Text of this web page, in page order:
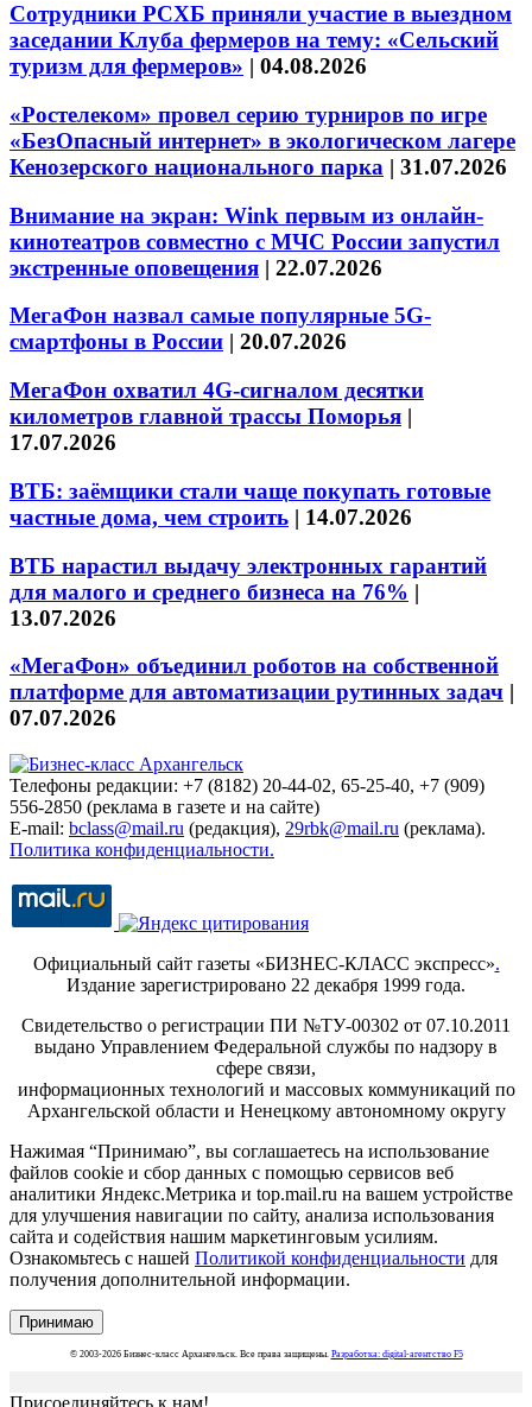
Сотрудники РСХБ приняли участие в выездном
заседании Клуба фермеров на тему: «Сельский
туризм для фермеров» | 04.08.2026
«Ростелеком» провел серию турниров по игре
«БезОпасный интернет» в экологическом лагере
Кенозерского национального парка | 31.07.2026
Внимание на экран: Wink первым из онлайн-
кинотеатров совместно с МЧС России запустил
экстренные оповещения | 22.07.2026
МегаФон назвал самые популярные 5G-
смартфоны в России | 20.07.2026
МегаФон охватил 4G-сигналом десятки
километров главной трассы Поморья |
17.07.2026
ВТБ: заёмщики стали чаще покупать готовые
частные дома, чем строить | 14.07.2026
ВТБ нарастил выдачу электронных гарантий
для малого и среднего бизнеса на 76% |
13.07.2026
«МегаФон» объединил роботов на собственной
платформе для автоматизации рутинных задач |
07.07.2026
Телефоны редакции: +7 (8182) 20-44-02, 65-25-40, +7 (909)
556-2850 (реклама в газете и на сайте)
E-mail: bclass@mail.ru (редакция), 29rbk@mail.ru (реклама).
Политика конфиденциальности.
Официальный сайт газеты «БИЗНЕС-КЛАСС экспресс».
Издание зарегистрировано 22 декабря 1999 года.
Свидетельство о регистрации ПИ №ТУ-00302 от 07.10.2011
выдано Управлением Федеральной службы по надзору в
сфере связи,
информационных технологий и массовых коммуникаций по
Архангельской области и Ненецкому автономному округу
Нажимая “Принимаю”, вы соглашаетесь на использование
файлов cookie и сбор данных с помощью сервисов веб
аналитики Яндекс.Метрика и top.mail.ru на вашем устройстве
для улучшения навигации по сайту, анализа использования
сайта и содействия нашим маркетинговым усилиям.
Ознакомьтесь с нашей Политикой конфиденциальности для
получения дополнительной информации.
Принимаю
© 2003-2026 Бизнес-класс Архангельск. Все права защищены. Разработка: digital-агентство F5
Присоединяйтесь к нам!